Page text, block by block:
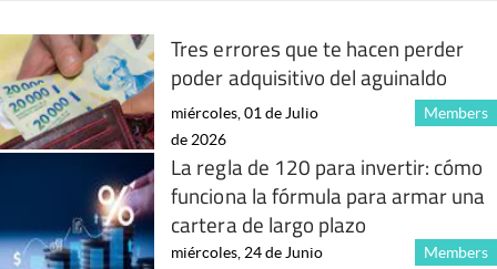
Tres errores que te hacen perder
poder adquisitivo del aguinaldo
Members
miércoles, 01 de Julio
de 2026
La regla de 120 para invertir: cómo
funciona la fórmula para armar una
cartera de largo plazo
Members
miércoles, 24 de Junio